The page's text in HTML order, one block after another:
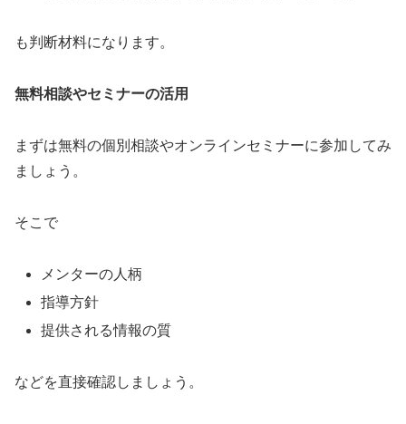
も判断材料になります。
無料相談やセミナーの活用
まずは無料の個別相談やオンラインセミナーに参加してみ
ましょう。
そこで
メンターの人柄
指導方針
提供される情報の質
などを直接確認しましょう。